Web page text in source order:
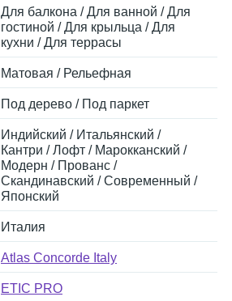
Для балкона / Для ванной / Для
гостиной / Для крыльца / Для
кухни / Для террасы
Матовая / Рельефная
Под дерево / Под паркет
Индийский / Итальянский /
Кантри / Лофт / Марокканский /
Модерн / Прованс /
Скандинавский / Современный /
Японский
Италия
Atlas Concorde Italy
ETIC PRO